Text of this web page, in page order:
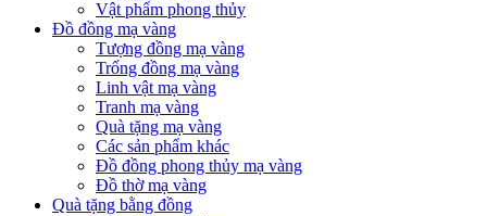
Vật phẩm phong thủy
Đồ đồng mạ vàng
Tượng đồng mạ vàng
Trống đồng mạ vàng
Linh vật mạ vàng
Tranh mạ vàng
Quà tặng mạ vàng
Các sản phẩm khác
Đồ đồng phong thủy mạ vàng
Đồ thờ mạ vàng
Quà tặng bằng đồng